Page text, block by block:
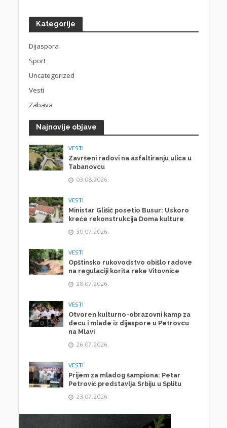
Kategorije
Dijaspora
Sport
Uncategorized
Vesti
Zabava
Najnovije objave
VESTI
Završeni radovi na asfaltiranju ulica u
Tabanovcu
03.08.2026.
VESTI
Ministar Glišić posetio Busur: Uskoro
kreće rekonstrukcija Doma kulture
30.07.2026.
VESTI
Opštinsko rukovodstvo obišlo radove
na regulaciji korita reke Vitovnice
28.07.2026.
VESTI
Otvoren kulturno-obrazovni kamp za
decu i mlade iz dijaspore u Petrovcu
na Mlavi
26.07.2026.
VESTI
Prijem za mladog šampiona: Petar
Petrović predstavlja Srbiju u Splitu
23.07.2026.